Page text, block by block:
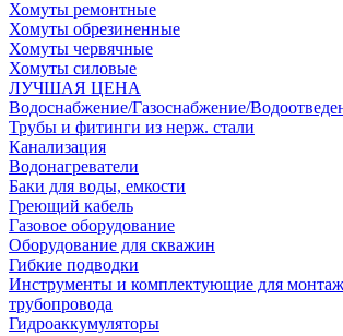
Хомуты ремонтные
Хомуты обрезиненные
Хомуты червячные
Хомуты силовые
ЛУЧШАЯ ЦЕНА
Водоснабжение/Газоснабжение/
Трубы и фитинги из нерж. стали
Канализация
Водонагреватели
Баки для воды, емкости
Греющий кабель
Газовое оборудование
Оборудование для скважин
Гибкие подводки
Инструменты и комплектующие для
трубопровода
Гидроаккумуляторы